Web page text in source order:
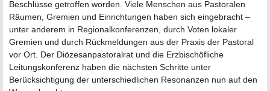
Beschlüsse getroffen worden. Viele Menschen aus Pastoralen
Räumen, Gremien und Einrichtungen haben sich eingebracht –
unter anderem in Regionalkonferenzen, durch Voten lokaler
Gremien und durch Rückmeldungen aus der Praxis der Pastoral
vor Ort. Der Diözesanpastoralrat und die Erzbischöfliche
Leitungskonferenz haben die nächsten Schritte unter
Berücksichtigung der unterschiedlichen Resonanzen nun auf den